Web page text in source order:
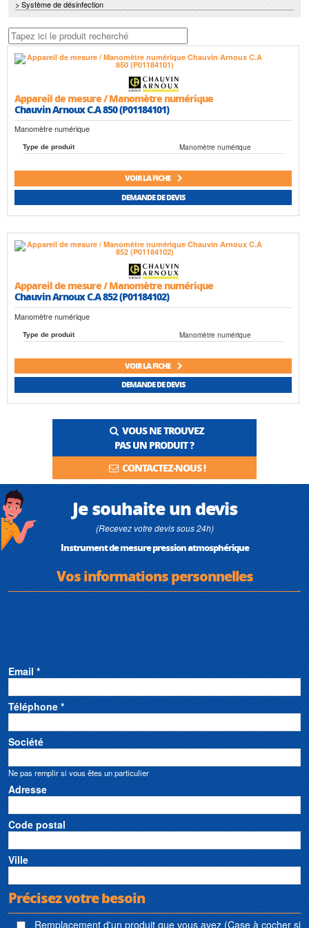
> Système de désinfection
Appareil de mesure / Manomètre numérique
Chauvin Arnoux C.A 850 (P01184101)
Manomètre numérique
Type de produit Manomètre numérique
VOIR LA FICHE
DEMANDE DE DEVIS
Appareil de mesure / Manomètre numérique
Chauvin Arnoux C.A 852 (P01184102)
Manomètre numérique
Type de produit Manomètre numérique
VOIR LA FICHE
DEMANDE DE DEVIS
VOUS NE TROUVEZ
PAS UN PRODUIT ?
CONTACTEZ-NOUS !
Je souhaite un devis
(Recevez votre devis sous 24h)
Instrument de mesure pression atmosphérique
Vos informations personnelles
Email *
Téléphone *
Société
Ne pas remplir si vous êtes un particulier
Adresse
Code postal
Ville
Précisez votre besoin
Remplacement d'un produit que vous avez (Case à cocher si